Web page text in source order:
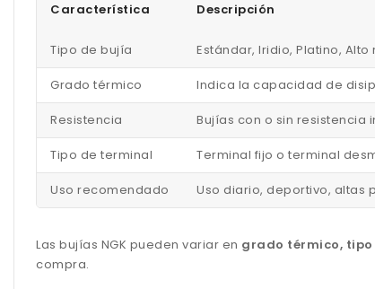
Característica Descripción
Tipo de bujía Estándar, Iridio, Platino,
Grado térmico Indica la capacidad de
Resistencia Bujías con o sin
Tipo de terminal Terminal fijo o terminal
Uso recomendado Uso diario, deportivo, altas
Las bujías NGK pueden variar en grado térmico,
compra.